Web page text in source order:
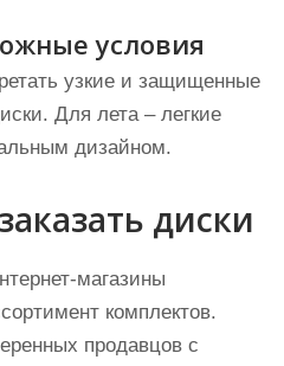
условия
узкие и защищенные
Для лета – легкие
дизайном.
диски
магазины
комплектов.
продавцов с